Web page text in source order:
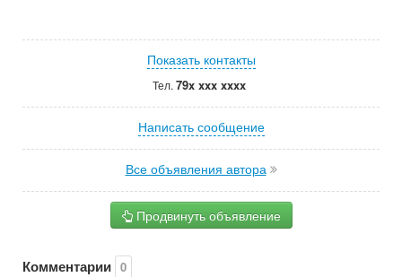
Показать контакты
Тел. 79x xxx xxxx
Написать сообщение
Все объявления автора
Продвинуть объявление
Комментарии 0